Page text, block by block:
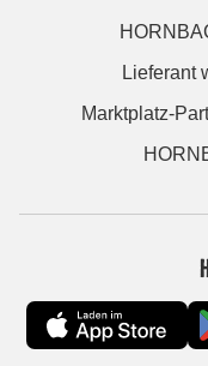
Lieferant
Marktplatz-